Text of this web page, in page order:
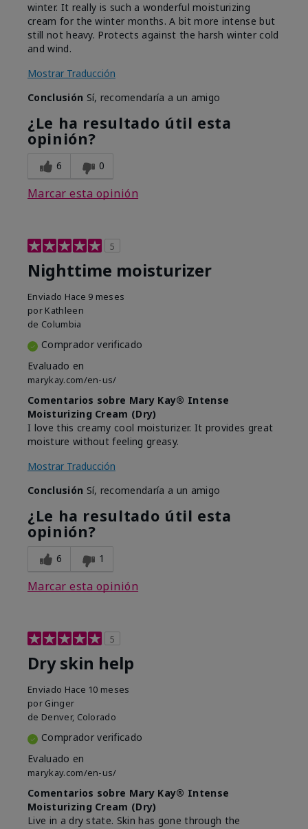
winter. It really is such a wonderful moisturizing
cream for the winter months. A bit more intense but
still not heavy. Protects against the harsh winter cold
and wind.
Mostrar Traducción
Conclusión Sí, recomendaría a un amigo
¿Le ha resultado útil esta
opinión?
6 0
Marcar esta opinión
5
Nighttime moisturizer
Enviado Hace 9 meses
por Kathleen
de Columbia
Comprador verificado
Evaluado en
marykay.com/en-us/
Comentarios sobre Mary Kay® Intense
Moisturizing Cream (Dry)
I love this creamy cool moisturizer. It provides great
moisture without feeling greasy.
Mostrar Traducción
Conclusión Sí, recomendaría a un amigo
¿Le ha resultado útil esta
opinión?
6 1
Marcar esta opinión
5
Dry skin help
Enviado Hace 10 meses
por Ginger
de Denver, Colorado
Comprador verificado
Evaluado en
marykay.com/en-us/
Comentarios sobre Mary Kay® Intense
Moisturizing Cream (Dry)
Live in a dry state. Skin has gone through the